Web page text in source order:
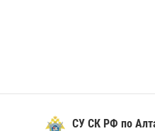
СУ СК РФ по